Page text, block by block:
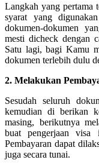
Langkah yang pertama
syarat yang
dokumen-dokumen
mesti dicheck dengan
Satu lagi, bagi Kamu
dokumen terlebih dulu
2. Melakukan
Sesudah seluruh
kemudian di berikan
masing, berikutnya
buat pengerjaan visa
Pembayaran dapat
juga secara tunai.